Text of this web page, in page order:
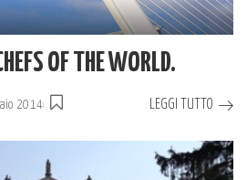
OF THE WORLD.
2014 LEGGI TUTTO